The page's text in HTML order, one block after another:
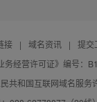
接 | 域名资讯 | 提交
务经营许可证》编号：
民共和国互联网域名服